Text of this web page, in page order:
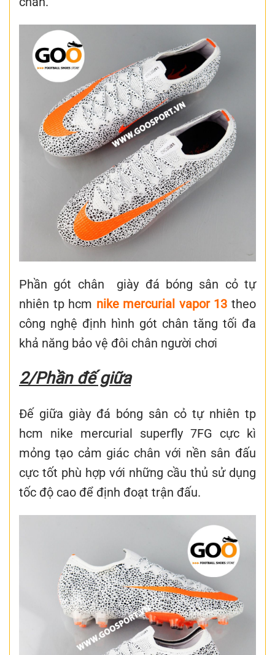
Phần gót chân giày đá bóng sân cỏ tự
nhiên tp hcm nike mercurial vapor 13 theo
công nghệ định hình gót chân tăng tối đa
khả năng bảo vệ đôi chân người chơi
2/Phần đế giữa
Đế giữa giày đá bóng sân cỏ tự nhiên tp
hcm nike mercurial superfly 7FG cực kì
mỏng tạo cảm giác chân với nền sân đấu
cực tốt phù hợp với những cầu thủ sử dụng
tốc độ cao để định đoạt trận đấu.